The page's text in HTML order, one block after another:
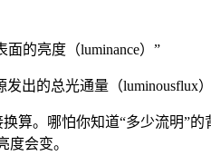
面的亮度（luminance）”
发出的总光通量（luminousflux
算。哪怕你知道“多少流明”
度会变。